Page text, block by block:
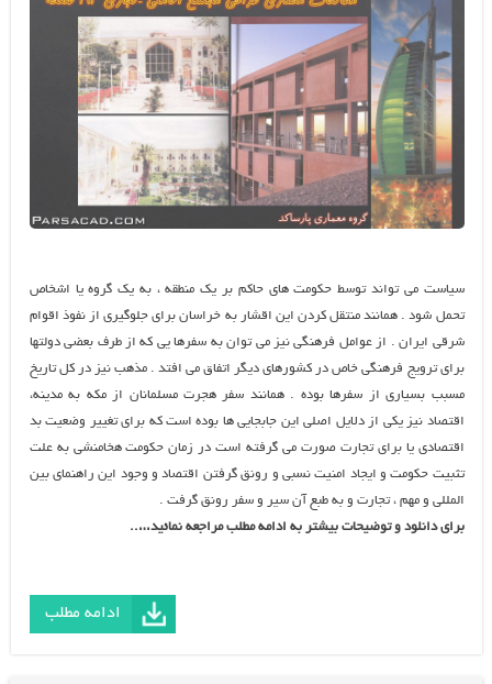
سياست مي تواند توسط حكومت هاي حاكم بر يك منطقه ، به يك گروه يا اشخاص
تحمل شود . همانند منتقل كردن اين اقشار به خراسان براي جلوگيري از نفوذ اقوام
شرقي ايران . از عوامل فرهنگي نيز مي توان به سفرها يي كه از طرف بعضي دولتها
براي ترويج فرهنگي خاص در كشورهای ديگر اتفاق مي افتد . مذهب نيز در كل تاريخ
مسبب بسياري از سفرها بوده . همانند سفر هجرت مسلمانان از مكه به مدينه،
اقتصاد نيز يكي از دلايل اصلي اين جابجايي ها بوده است كه براي تغيير وضعيت بد
اقتصادي يا براي تجارت صورت مي گرفته است در زمان حكومت هخامنشي به علت
تثبيت حكومت و ايجاد امنيت نسبي و رونق گرفتن اقتصاد و وجود اين راهنماي بين
المللي و مهم ، تجارت و به طبع آن سير و سفر رونق گرفت .
برای دانلود و توضیحات بیشتر به ادامه مطلب مراجعه نمائید…..
ادامه مطلب